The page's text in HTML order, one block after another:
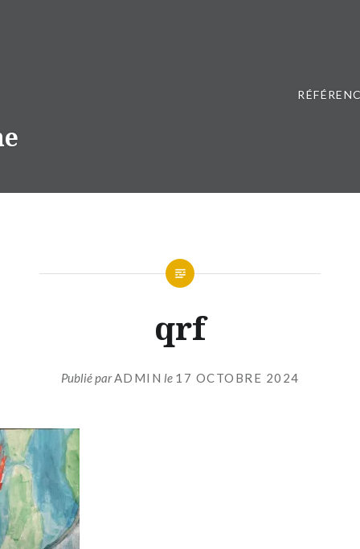
qrf
Publié parADMIN le 17 OCTOBRE 2024